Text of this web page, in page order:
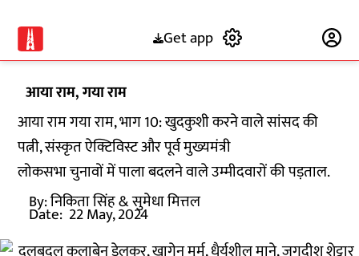
Get app
आया राम, गया राम
आया राम गया राम, भाग 10: खुदकुशी करने वाले सांसद की
पत्नी, संस्कृत ऐक्टिविस्ट और पूर्व मुख्यमंत्री
लोकसभा चुनावों में पाला बदलने वाले उम्मीदवारों की पड़ताल.
By:निकिता सिंह& सुमेधा मित्तल
Date: 22 May, 2024